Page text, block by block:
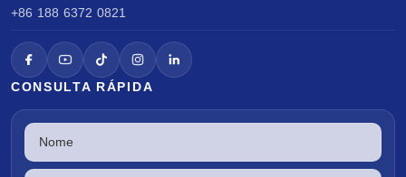
+86 188 6372 0821
CONSULTA RÁPIDA